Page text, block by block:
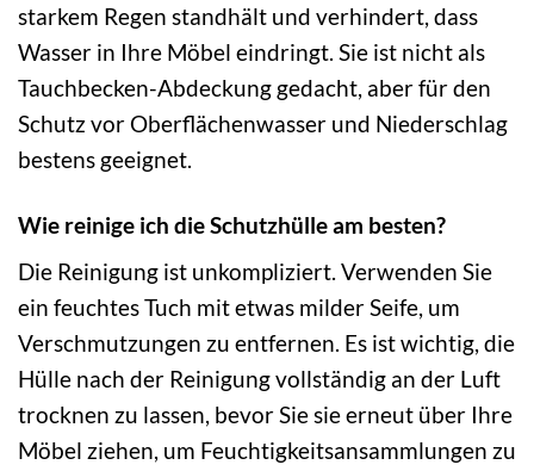
starkem Regen standhält und verhindert, dass
Wasser in Ihre Möbel eindringt. Sie ist nicht als
Tauchbecken-Abdeckung gedacht, aber für den
Schutz vor Oberflächenwasser und Niederschlag
bestens geeignet.
Wie reinige ich die Schutzhülle am besten?
Die Reinigung ist unkompliziert. Verwenden Sie
ein feuchtes Tuch mit etwas milder Seife, um
Verschmutzungen zu entfernen. Es ist wichtig, die
Hülle nach der Reinigung vollständig an der Luft
trocknen zu lassen, bevor Sie sie erneut über Ihre
Möbel ziehen, um Feuchtigkeitsansammlungen zu